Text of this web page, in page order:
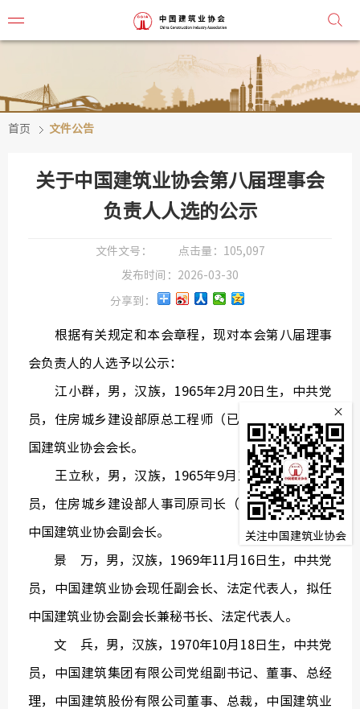
首页 文件公告
关于中国建筑业协会第八届理事会
负责人人选的公示
文件文号： 点击量： 105,097
发布时间： 2026-03-30
分享到：
根据有关规定和本会章程，现对本会第八届理事
会负责人的人选予以公示：
江小群，男，汉族，1965年2月20日生，中共党
员，住房城乡建设部原总工程师（已退休），拟任中
国建筑业协会会长。
王立秋，男，汉族，1965年9月10日生，中共党
员，住房城乡建设部人事司原司长（已退休），拟任
中国建筑业协会副会长。
景 万，男，汉族，1969年11月16日生，中共党
员，中国建筑业协会现任副会长、法定代表人，拟任
中国建筑业协会副会长兼秘书长、法定代表人。
文 兵，男，汉族，1970年10月18日生，中共党
员，中国建筑集团有限公司党组副书记、董事、总经
理，中国建筑股份有限公司董事、总裁，中国建筑业
×
关注中国建筑业协会